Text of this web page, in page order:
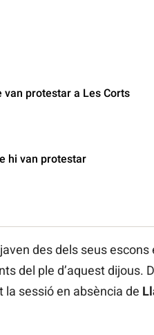
protestar a Les Corts
hi van protestar
des dels seus escons
del ple d’aquest dijous.
la sessió en absència de